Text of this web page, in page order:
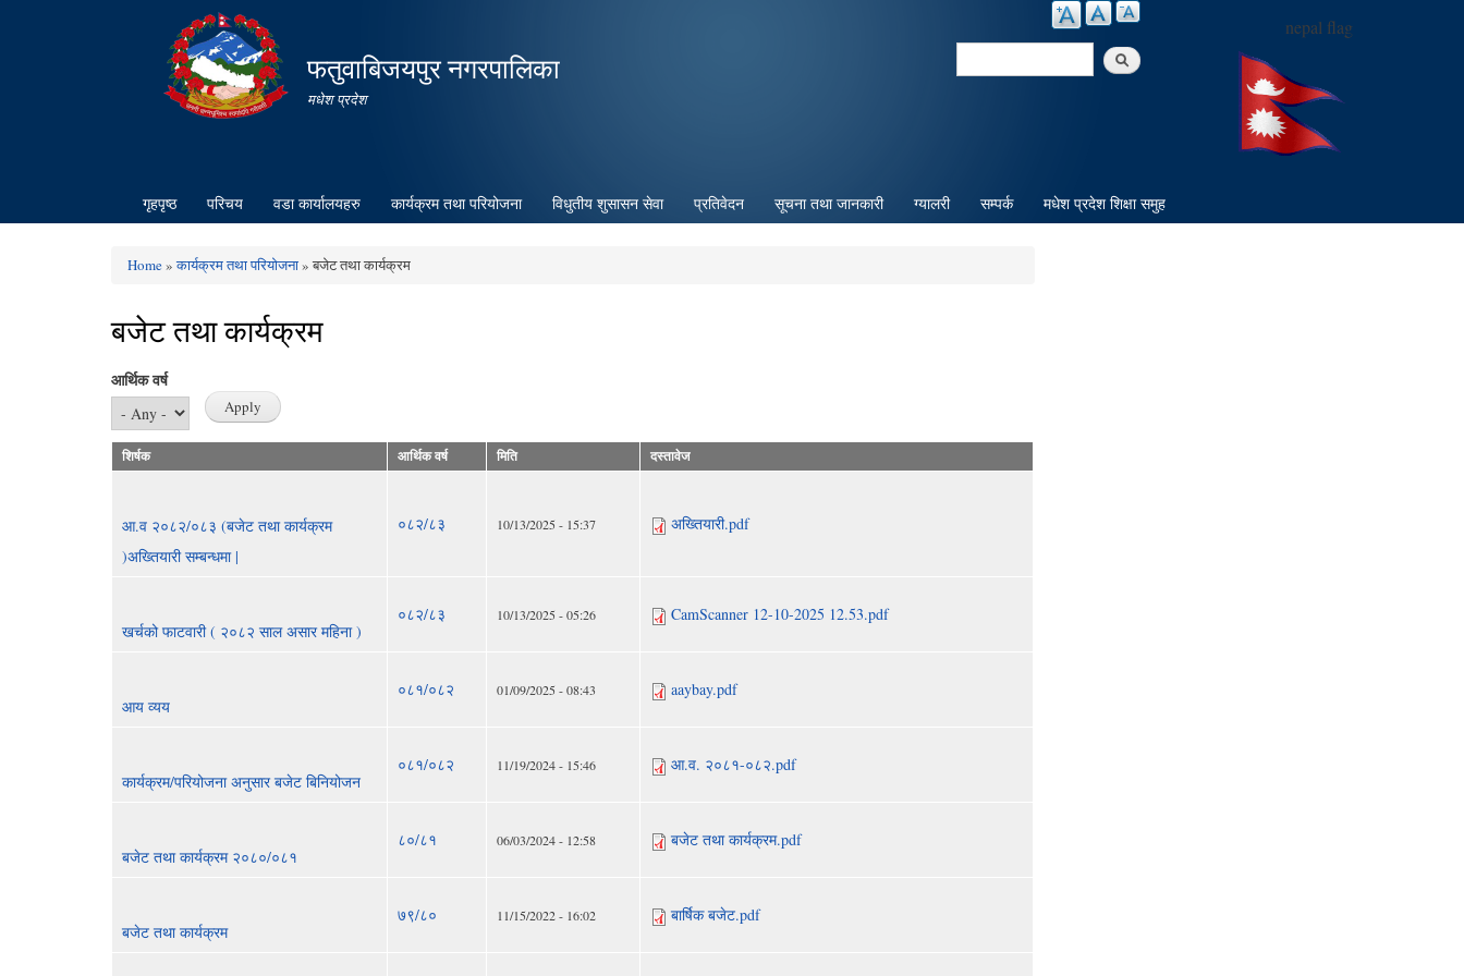
फतुवाबिजयपुर नगरपालिका
मधेश प्रदेश
nepal flag
Search
गृहपृष्ठ परिचय वडा कार्यालयहरु कार्यक्रम तथा परियोजना विधुतीय शुसासन सेवा प्रतिवेदन सूचना तथा जानकारी ग्यालरी सम्पर्क मधेश प्रदेश शिक्षा समुह
You are here
Home»कार्यक्रम तथा परियोजना» बजेट तथा कार्यक्रम
बजेट तथा कार्यक्रम
आर्थिक वर्ष
शिर्षक आर्थिक वर्ष मिति दस्तावेज
आ.व २०८२/०८३ (बजेट तथा कार्यक्रम
)अख्तियारी सम्बन्धमा |
०८२/८३ 10/13/2025 - 15:37 अख्तियारी.pdf
खर्चको फाटवारी ( २०८२ साल असार महिना )
०८२/८३ 10/13/2025 - 05:26 CamScanner 12-10-2025 12.53.pdf
आय व्यय
०८१/०८२ 01/09/2025 - 08:43 aaybay.pdf
कार्यक्रम/परियोजना अनुसार बजेट बिनियोजन
०८१/०८२ 11/19/2024 - 15:46 आ.व. २०८१-०८२.pdf
बजेट तथा कार्यक्रम २०८०/०८१
८०/८१ 06/03/2024 - 12:58 बजेट तथा कार्यक्रम.pdf
बजेट तथा कार्यक्रम
७९/८० 11/15/2022 - 16:02 बार्षिक बजेट.pdf